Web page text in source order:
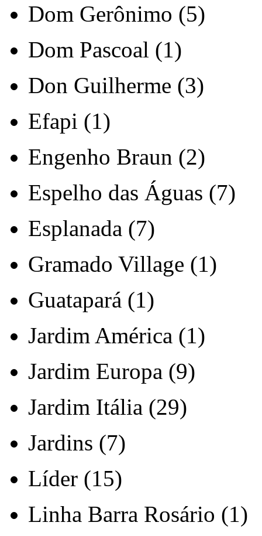
Dom Gerônimo (5)
Dom Pascoal (1)
Don Guilherme (3)
Efapi (1)
Engenho Braun (2)
Espelho das Águas (7)
Esplanada (7)
Gramado Village (1)
Guatapará (1)
Jardim América (1)
Jardim Europa (9)
Jardim Itália (29)
Jardins (7)
Líder (15)
Linha Barra Rosário (1)